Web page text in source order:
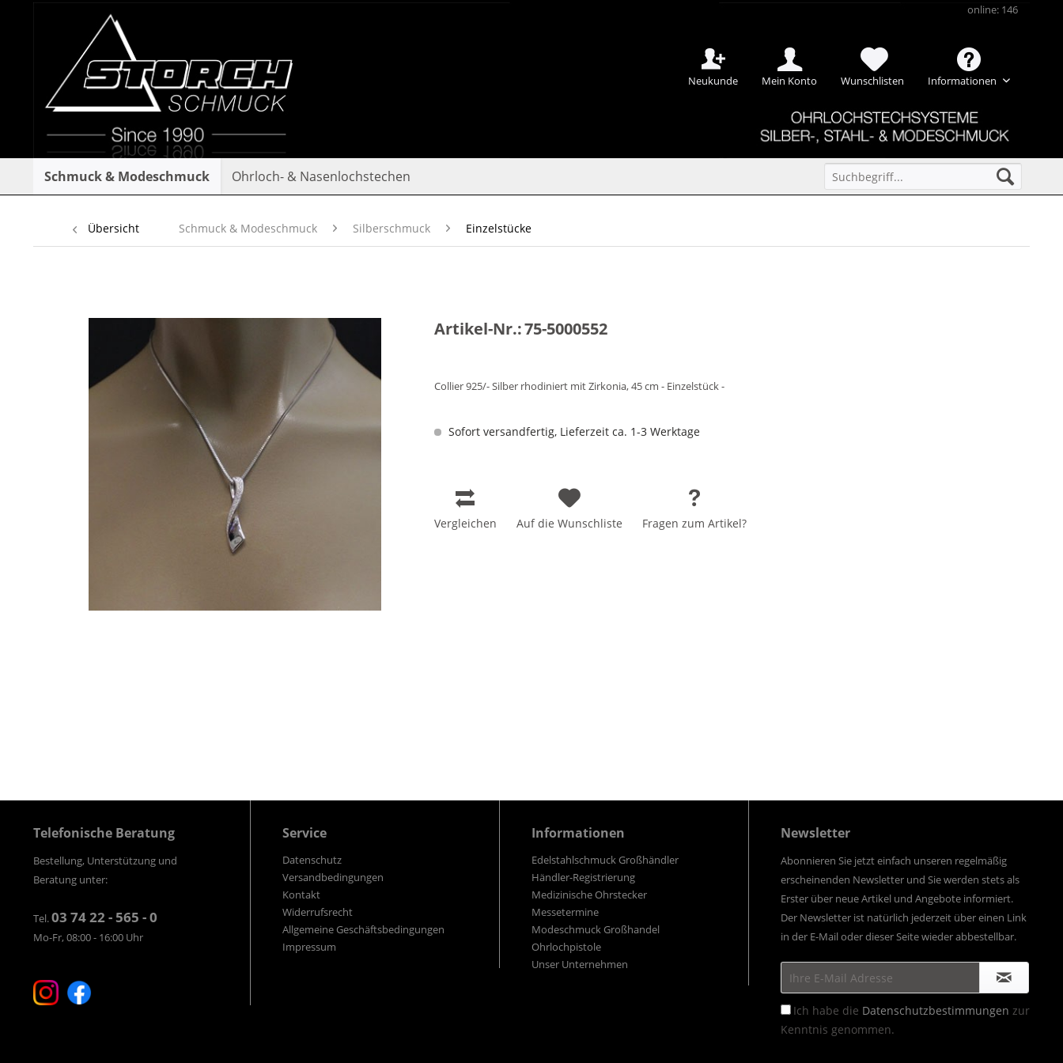
Neukunde Mein Konto Wunschlisten Informationen
online: 146
Schmuck & Modeschmuck Ohrloch- & Nasenlochstechen
Übersicht Schmuck & Modeschmuck Silberschmuck Einzelstücke
Artikel-Nr.:75-5000552
Collier 925/- Silber rhodiniert mit Zirkonia, 45 cm - Einzelstück -
Sofort versandfertig, Lieferzeit ca. 1-3 Werktage
Vergleichen Auf die Wunschliste Fragen zum Artikel?
Telefonische Beratung
Bestellung, Unterstützung und
Beratung unter:
Tel.03 74 22 - 565 - 0
Mo-Fr, 08:00 - 16:00 Uhr
Service
Datenschutz
Versandbedingungen
Kontakt
Widerrufsrecht
Allgemeine Geschäftsbedingungen
Impressum
Informationen
Edelstahlschmuck Großhändler
Händler-Registrierung
Medizinische Ohrstecker
Messetermine
Modeschmuck Großhandel
Ohrlochpistole
Unser Unternehmen
Newsletter
Abonnieren Sie jetzt einfach unseren regelmäßig
erscheinenden Newsletter und Sie werden stets als
Erster über neue Artikel und Angebote informiert.
Der Newsletter ist natürlich jederzeit über einen Link
in der E-Mail oder dieser Seite wieder abbestellbar.
Ich habe die Datenschutzbestimmungen zur
Kenntnis genommen.